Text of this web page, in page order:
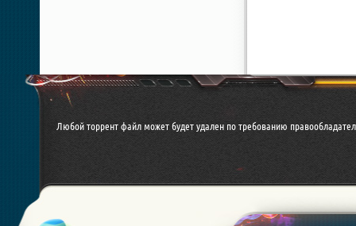
Любой торрент файл может будет удален по требованию